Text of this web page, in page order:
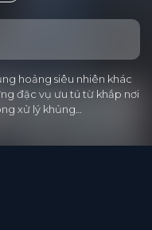
hoảng siêu nhiên khác
đặc vụ ưu tú từ khắp nơi
xử lý khủng…